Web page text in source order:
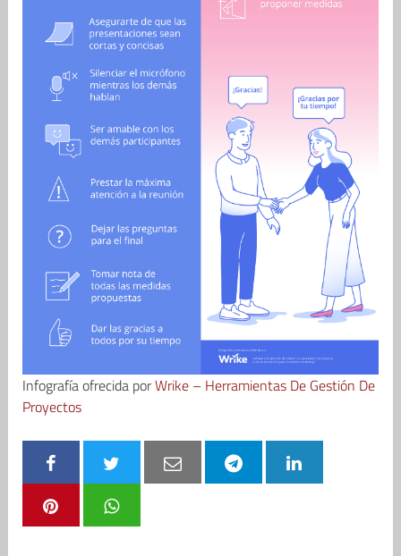
Infografía ofrecida porWrike – Herramientas De Gestión De
Proyectos